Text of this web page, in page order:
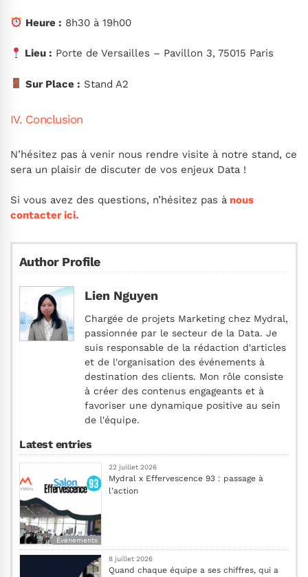
Heure : 8h30 à 19h00
Lieu : Porte de Versailles – Pavillon 3, 75015 Paris
Sur Place : Stand A2
IV. Conclusion
N’hésitez pas à venir nous rendre visite à notre stand, ce
sera un plaisir de discuter de vos enjeux Data !
Si vous avez des questions, n’hésitez pas à nous
contacter ici.
Author Profile
Lien Nguyen
Chargée de projets Marketing chez Mydral,
passionnée par le secteur de la Data. Je
suis responsable de la rédaction d'articles
et de l'organisation des événements à
destination des clients. Mon rôle consiste
à créer des contenus engageants et à
favoriser une dynamique positive au sein
de l'équipe.
Latest entries
Événements
22 juillet 2026
Mydral x Effervescence 93 : passage à
l’action
8 juillet 2026
Quand chaque équipe a ses chiffres, qui a